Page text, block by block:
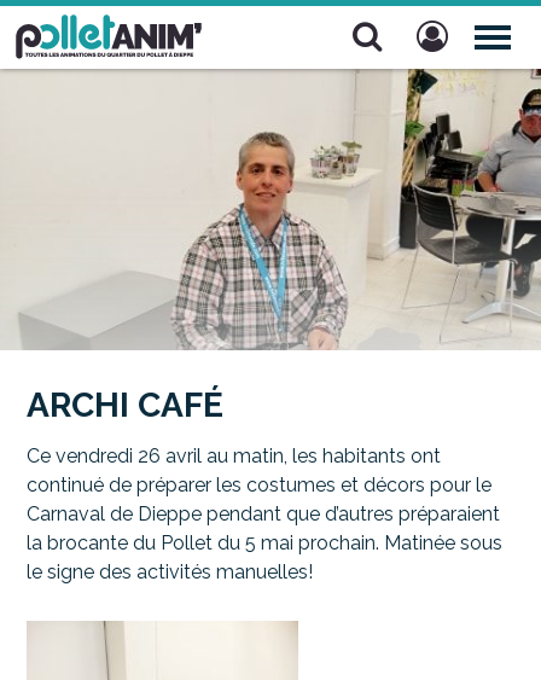
Pollet Anim'
ARCHI CAFÉ
Ce vendredi 26 avril au matin, les habitants ont
continué de préparer les costumes et décors pour le
Carnaval de Dieppe pendant que d’autres préparaient
la brocante du Pollet du 5 mai prochain. Matinée sous
le signe des activités manuelles!